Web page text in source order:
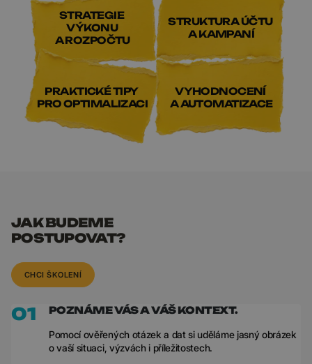
STRATEGIE
VÝKONU
A ROZPOČTU
STRUKTURA ÚČTU
A KAMPANÍ
PRAKTICKÉ TIPY
PRO OPTIMALIZACI
VYHODNOCENÍ
A AUTOMATIZACE
JAK BUDEME
POSTUPOVAT?
CHCI ŠKOLENÍ
01 POZNÁME VÁS A VÁŠ KONTEXT.
Pomocí ověřených otázek a dat si uděláme jasný obrázek
o vaší situaci, výzvách i příležitostech.